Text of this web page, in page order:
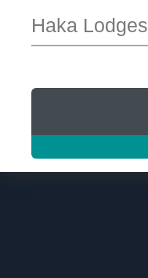
Haka Lodges